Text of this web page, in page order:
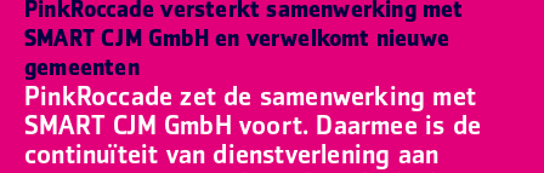
PinkRoccade versterkt samenwerking met
SMART CJM GmbH en verwelkomt nieuwe
gemeenten
PinkRoccade zet de samenwerking met
SMART CJM GmbH voort. Daarmee is de
continuïteit van dienstverlening aan